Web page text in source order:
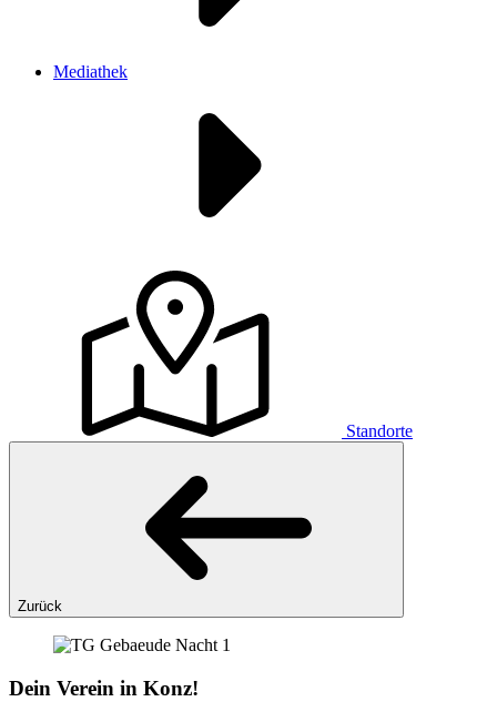
Mediathek
Standorte
Zurück
Dein Verein in Konz!